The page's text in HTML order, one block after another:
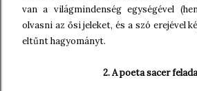
van a világmindenség egységével
olvasni az ősi jeleket, és a szó erejével
eltűnt hagyományt.
2. A poeta sacer